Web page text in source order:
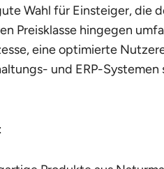
Wahl für Einsteiger, die
Preisklasse hingegen
eine optimierte
und ERP-Systemen